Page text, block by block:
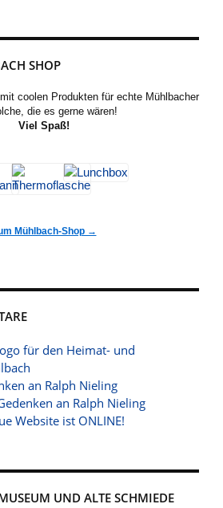
SHOP
coolen Produkten für echte Mühlbacher
die es gerne wären!
Viel Spaß!
Mühlbach-Shop →
für den Heimat- und
an Ralph Nieling
an Ralph Nieling
Website ist ONLINE!
UND ALTE SCHMIEDE